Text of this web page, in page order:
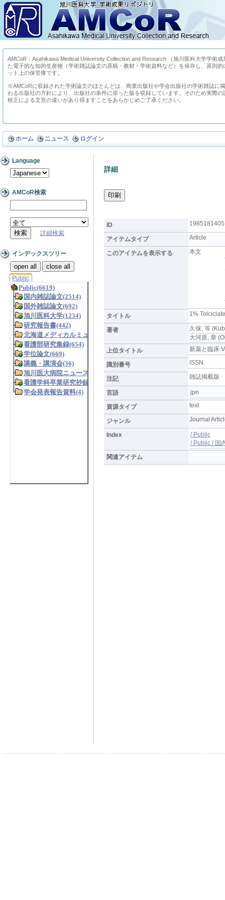
AMCoR ：Asahikawa Medical University Collection and Research （旭川医科大学学術
た電子的な知的生産物（学術雑誌論文の原稿・教材・学術資料など）を保存し、原則
ット上の保管庫です。
※AMCoRに収録された学術論文のほとんどは、商業出版社や学会出版社の学術雑誌に
わる出版社の方針により、出版社の条件に添った版を収録しています。そのため実際
校正による文言の違いがあり得ますことをあらかじめご了承ください。
ホーム ニュース ログイン
Language
AMCoR検索
詳細検索
インデックスツリー
open all close all
Public
詳細
ID 1985181405
アイテムタイプ Article
このアイテムを表示する 本文
タイトル
1%
著者
久保, 等
大河原, 章
上位タイトル
新薬と臨床
識別番号 ISSN
注記 雑誌掲載版
言語 jpn
資源タイプ text
ジャンル Journal
Index
/ Public
/ Public / 国
関連アイテム